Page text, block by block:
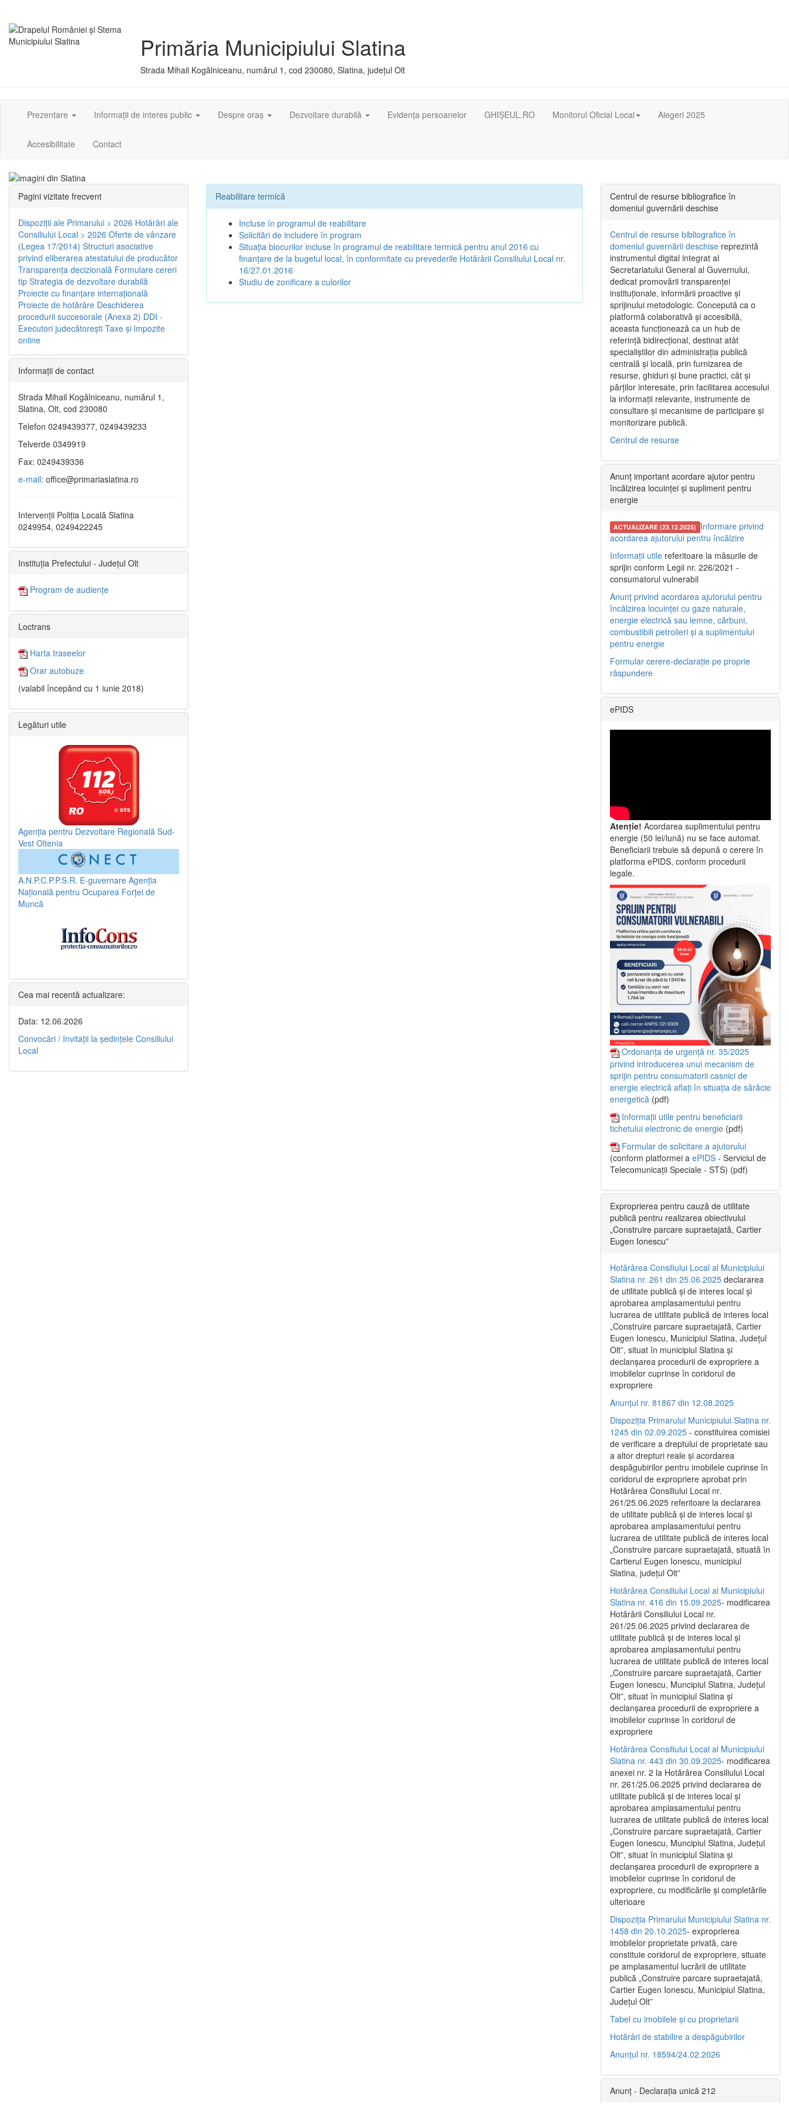
Primăria Municipiului Slatina
Strada Mihail Kogălniceanu, numărul 1, cod 230080, Slatina, județul Olt
Prezentare Informații de interes public Despre oraș Dezvoltare durabilă Evidența persoanelor GHIȘEUL.RO Monitorul Oficial Local Alegeri 2025
Accesibilitate Contact
Reabilitare termică
Incluse în programul de reabilitare
Solicitări de includere în program
Situația blocurilor incluse în programul de reabilitare termică pentru anul 2016 cu
finanțare de la bugetul local, în conformitate cu prevederile Hotărârii Consiliului Local nr.
16/27.01.2016
Studiu de zonificare a culorilor
Pagini vizitate frecvent
Dispoziţii ale Primarului > 2026 Hotărâri ale
Consiliului Local > 2026 Oferte de vânzare
(Legea 17/2014) Structuri asociative
privind eliberarea atestatului de producător
Transparenţa decizională Formulare cereri
tip Strategia de dezvoltare durabilă
Proiecte cu finanţare internaţională
Proiecte de hotărâre Deschiderea
procedurii succesorale (Anexa 2) DDI -
Executori judecătorești Taxe şi impozite
online
Informaţii de contact
Strada Mihail Kogălniceanu, numărul 1,
Slatina, Olt, cod 230080
Telefon 0249439377, 0249439233
Telverde 0349919
Fax: 0249439336
e-mail: office@primariaslatina.ro
Intervenții Poliția Locală Slatina
0249954, 0249422245
Instituția Prefectului - Județul Olt
Program de audiențe
Loctrans
Harta traseelor
Orar autobuze
(valabil începând cu 1 iunie 2018)
Legături utile
Agenția pentru Dezvoltare Regională Sud-
Vest Oltenia
A.N.P.C.P.P.S.R. E-guvernare Agenția
Națională pentru Ocuparea Forței de
Muncă
Cea mai recentă actualizare:
Data: 12.06.2026
Convocări / Invitaţii la şedinţele Consiliului
Local
Centrul de resurse bibliografice în
domeniul guvernării deschise
Centrul de resurse bibliografice în
domeniul guvernării deschise reprezintă
instrumentul digital integrat al
Secretariatului General al Guvernului,
dedicat promovării transparenței
instituționale, informării proactive și
sprijinului metodologic. Concepută ca o
platformă colaborativă și accesibilă,
aceasta funcționează ca un hub de
referință bidirecțional, destinat atât
specialiștilor din administrația publică
centrală și locală, prin furnizarea de
resurse, ghiduri și bune practici, cât și
părților interesate, prin facilitarea accesului
la informații relevante, instrumente de
consultare și mecanisme de participare și
monitorizare publică.
Centrul de resurse
Anunț important acordare ajutor pentru
încălzirea locuinței și supliment pentru
energie
ACTUALIZARE (23.12.2025) Informare privind
acordarea ajutorului pentru încălzire
Informații utile referitoare la măsurile de
sprijin conform Legii nr. 226/2021 -
consumatorul vulnerabil
Anunț privind acordarea ajutorului pentru
încălzirea locuinței cu gaze naturale,
energie electrică sau lemne, cărbuni,
combustibili petrolieri și a suplimentului
pentru energie
Formular cerere-declarație pe proprie
răspundere
ePIDS
Atenție! Acordarea suplimentului pentru
energie (50 lei/lună) nu se face automat.
Beneficiarii trebuie să depună o cerere în
platforma ePIDS, conform procedurii
legale.
Ordonanța de urgență nr. 35/2025
privind introducerea unui mecanism de
sprijin pentru consumatorii casnici de
energie electrică aflați în situația de sărăcie
energetică (pdf)
Informații utile pentru beneficiarii
tichetului electronic de energie (pdf)
Formular de solicitare a ajutorului
(conform platformei a ePIDS - Serviciul de
Telecomunicații Speciale - STS) (pdf)
Exproprierea pentru cauză de utilitate
publică pentru realizarea obiectivului
„Construire parcare supraetajată, Cartier
Eugen Ionescu”
Hotărârea Consiliului Local al Municipiului
Slatina nr. 261 din 25.06.2025 declararea
de utilitate publică și de interes local și
aprobarea amplasamentului pentru
lucrarea de utilitate publică de interes local
„Construire parcare supraetajată, Cartier
Eugen Ionescu, Municipiul Slatina, Județul
Olt”, situat în municipiul Slatina și
declanșarea procedurii de expropriere a
imobilelor cuprinse în coridorul de
expropriere
Anunțul nr. 81867 din 12.08.2025
Dispoziția Primarului Municipiului Slatina nr.
1245 din 02.09.2025 - constituirea comisiei
de verificare a dreptului de proprietate sau
a altor drepturi reale și acordarea
despăgubirilor pentru imobilele cuprinse în
coridorul de expropriere aprobat prin
Hotărârea Consiliului Local nr.
261/25.06.2025 referitoare la declararea
de utilitate publică și de interes local și
aprobarea amplasamentului pentru
lucrarea de utilitate publică de interes local
„Construire parcare supraetajată, situată în
Cartierul Eugen Ionescu, municipiul
Slatina, județul Olt”
Hotărârea Consiliului Local al Municipiului
Slatina nr. 416 din 15.09.2025- modificarea
Hotărârii Consiliului Local nr.
261/25.06.2025 privind declararea de
utilitate publică și de interes local și
aprobarea amplasamentului pentru
lucrarea de utilitate publică de interes local
„Construire parcare supraetajată, Cartier
Eugen Ionescu, Muncipiul Slatina, Județul
Olt”, situat în municipiul Slatina și
declanșarea procedurii de expropriere a
imobilelor cuprinse în coridorul de
expropriere
Hotărârea Consiliului Local al Municipiului
Slatina nr. 443 din 30.09.2025- modificarea
anexei nr. 2 la Hotărârea Consiliului Local
nr. 261/25.06.2025 privind declararea de
utilitate publică şi de interes local şi
aprobarea amplasamentului pentru
lucrarea de utilitate publică de interes local
„Construire parcare supraetajată, Cartier
Eugen Ionescu, Muncipiul Slatina, Judeţul
Olt”, situat în municipiul Slatina şi
declanşarea procedurii de expropriere a
imobilelor cuprinse în coridorul de
expropriere, cu modificările şi completările
ulterioare
Dispoziția Primarului Municipiului Slatina nr.
1458 din 20.10.2025- exproprierea
imobilelor proprietate privată, care
constituie coridorul de expropriere, situate
pe amplasamentul lucrării de utilitate
publică „Construire parcare supraetajată,
Cartier Eugen Ionescu, Municipiul Slatina,
Județul Olt”
Tabel cu imobilele și cu proprietarii
Hotărâri de stabilire a despăgubirilor
Anunțul nr. 18594/24.02.2026
Anunț - Declarația unică 212